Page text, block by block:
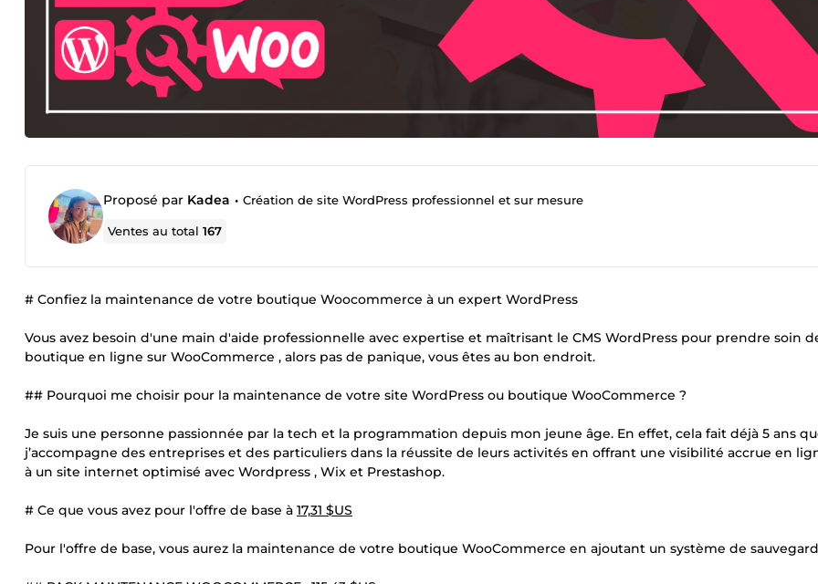
Proposé par Kadea • Création de site WordPress professionnel et sur mesure
Ventes au total167
# Confiez la maintenance de votre boutique Woocommerce à un expert WordPress
Vous avez besoin d'une main d'aide professionnelle avec expertise et maîtrisant le CMS WordPress pour prendre soin
boutique en ligne sur WooCommerce , alors pas de panique, vous êtes au bon endroit.
## Pourquoi me choisir pour la maintenance de votre site WordPress ou boutique WooCommerce ?
Je suis une personne passionnée par la tech et la programmation depuis mon jeune âge. En effet, cela fait déjà 5 ans
j’accompagne des entreprises et des particuliers dans la réussite de leurs activités en offrant une visibilité accrue en
à un site internet optimisé avec Wordpress , Wix et Prestashop.
# Ce que vous avez pour l'offre de base à 17,31 $US
Pour l'offre de base, vous aurez la maintenance de votre boutique WooCommerce en ajoutant un système de